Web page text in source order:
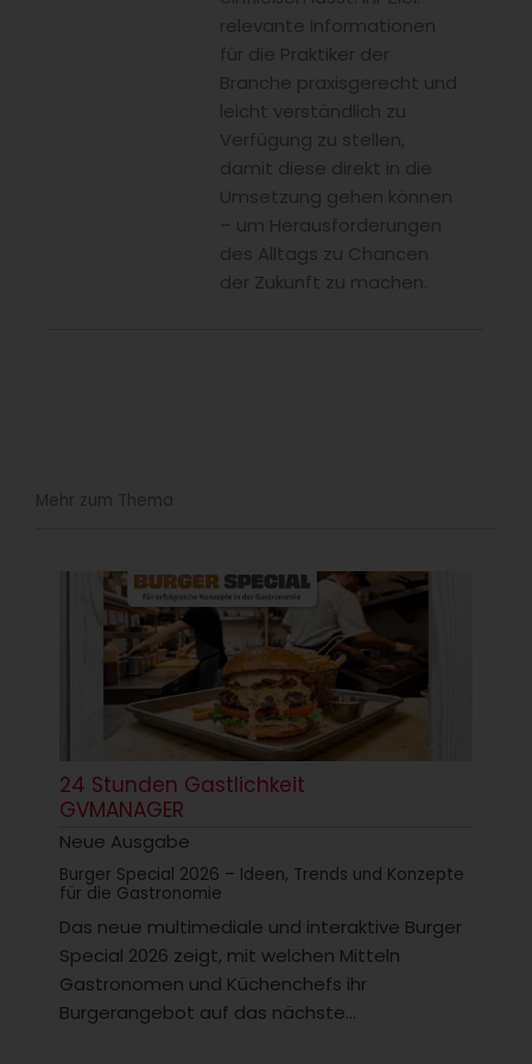
relevante Informationen
für die Praktiker der
Branche praxisgerecht und
leicht verständlich zu
Verfügung zu stellen,
damit diese direkt in die
Umsetzung gehen können
– um Herausforderungen
des Alltags zu Chancen
der Zukunft zu machen.
Mehr zum Thema
24 Stunden Gastlichkeit
GVMANAGER
Neue Ausgabe
Burger Special 2026 – Ideen, Trends und Konzepte
für die Gastronomie
Das neue multimediale und interaktive Burger
Special 2026 zeigt, mit welchen Mitteln
Gastronomen und Küchenchefs ihr
Burgerangebot auf das nächste...